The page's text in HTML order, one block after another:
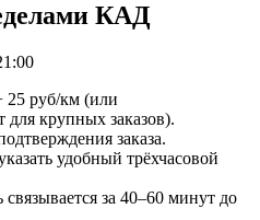
КАД
25 руб/км (или
крупных заказов).
заказа.
удобный трёхчасовой
связывается за 40–60 минут до